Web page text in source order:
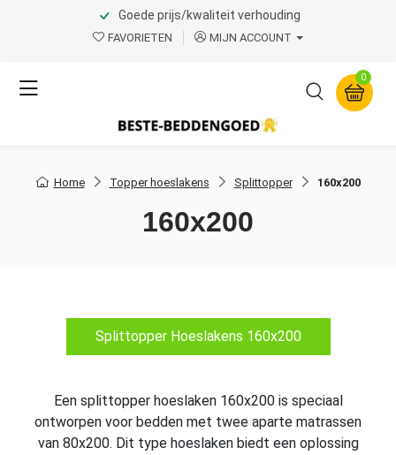
Goede prijs/kwaliteit verhouding
FAVORIETEN MIJN ACCOUNT
0
Home Topper hoeslakens Splittopper 160x200
160x200
Splittopper Hoeslakens 160x200
Een splittopper hoeslaken 160x200 is speciaal
ontworpen voor bedden met twee aparte matrassen
van 80x200. Dit type hoeslaken biedt een oplossing